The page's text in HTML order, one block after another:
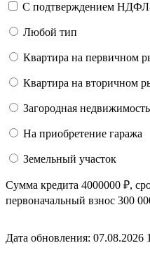
С подтверждением
Любой тип
Квартира на первичном
Квартира на вторичном
Загородная недвижимость
На приобретение гаража
Земельный участок
Сумма кредита 4000000 ₽,
первоначальный взнос 300
Дата обновления: 07.08.2026